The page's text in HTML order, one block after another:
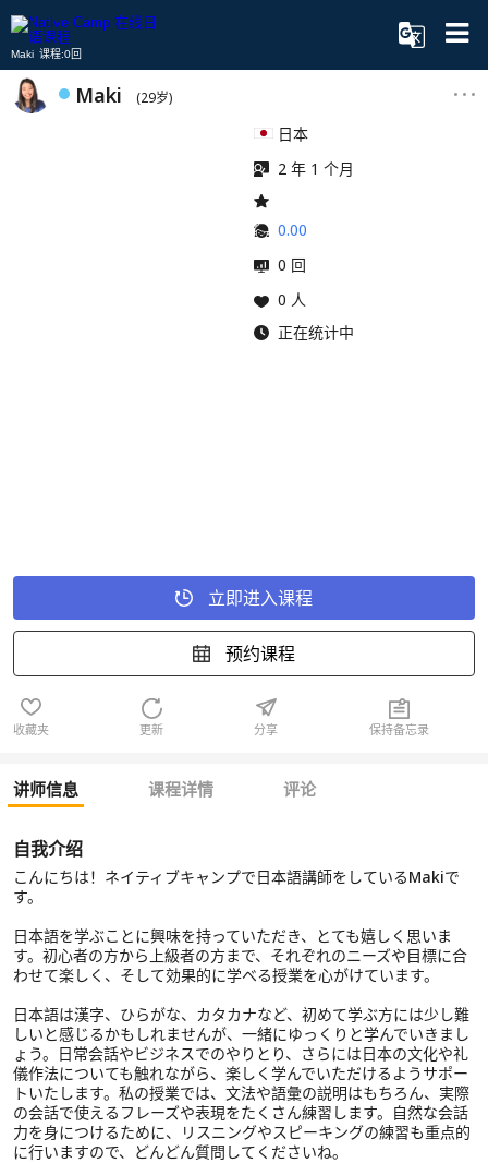
Maki 课程:0回
Maki (29岁)
日本
2 年 1 个月
0.00
0 回
0 人
正在统计中
立即进入课程
预约课程
收藏夹 更新 分享 保持备忘录
讲师信息 课程详情 评论
自我介绍
こんにちは！ネイティブキャンプで日本語講師をしているMakiで
す。
日本語を学ぶことに興味を持っていただき、とても嬉しく思いま
す。初心者の方から上級者の方まで、それぞれのニーズや目標に合
わせて楽しく、そして効果的に学べる授業を心がけています。
日本語は漢字、ひらがな、カタカナなど、初めて学ぶ方には少し難
しいと感じるかもしれませんが、一緒にゆっくりと学んでいきまし
ょう。日常会話やビジネスでのやりとり、さらには日本の文化や礼
儀作法についても触れながら、楽しく学んでいただけるようサポー
トいたします。私の授業では、文法や語彙の説明はもちろん、実際
の会話で使えるフレーズや表現をたくさん練習します。自然な会話
力を身につけるために、リスニングやスピーキングの練習も重点的
に行いますので、どんどん質問してくださいね。